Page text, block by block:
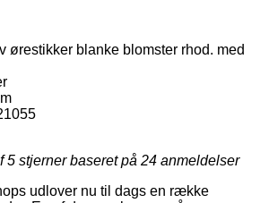
ørestikker blanke blomster rhod. med
5 stjerner baseret på 24 anmeldelser
udlover nu til dags en række